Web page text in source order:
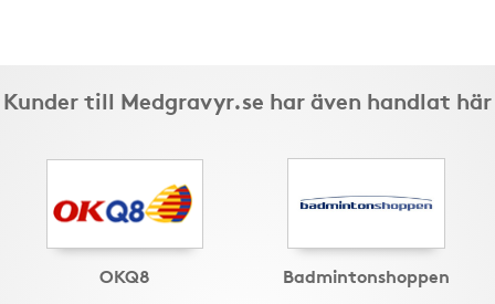
Kunder till Medgravyr.se har även handlat här
OKQ8 Badmintonshoppen